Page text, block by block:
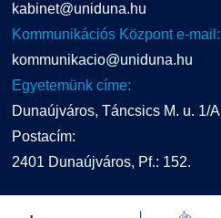
kabinet@uniduna.hu
Kommunikációs Központ e-mail:
kommunikacio@uniduna.hu
Egyetemünk címe:
Dunaújváros, Táncsics M. u. 1/A
Postacím:
2401 Dunaújváros, Pf.: 152.